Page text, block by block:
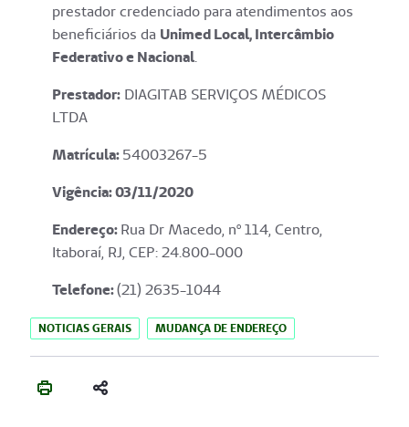
prestador credenciado para atendimentos aos
beneficiários da Unimed Local, Intercâmbio
Federativo e Nacional.
Prestador: DIAGITAB SERVIÇOS MÉDICOS
LTDA
Matrícula:54003267-5
Vigência: 03/11/2020
Endereço:Rua Dr Macedo, nº 114, Centro,
Itaboraí, RJ, CEP: 24.800-000
Telefone:(21) 2635-1044
NOTICIAS GERAIS MUDANÇA DE ENDEREÇO